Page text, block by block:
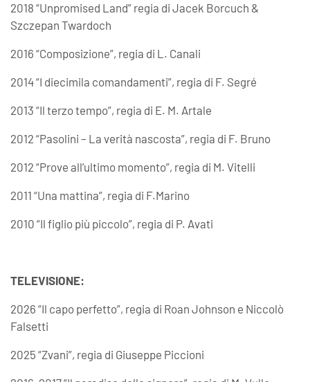
2018 “Unpromised Land” regia di Jacek Borcuch &
Szczepan Twardoch
2016 “Composizione”, regia di L. Canali
2014 “I diecimila comandamenti”, regia di F. Segré
2013 “Il terzo tempo”, regia di E. M. Artale
2012 “Pasolini – La verità nascosta”, regia di F. Bruno
2012 “Prove all’ultimo momento”, regia di M. Vitelli
2011 “Una mattina”, regia di F.Marino
2010 “Il figlio più piccolo”, regia di P. Avati
TELEVISIONE:
2026 “Il capo perfetto”, regia di Roan Johnson e Niccolò
Falsetti
2025 “Zvani”, regia di Giuseppe Piccioni